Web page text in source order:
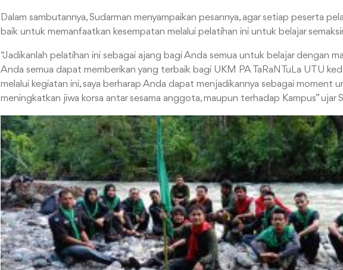
Dalam sambutannya, Sudarman menyampaikan pesannya, agar setiap peserta
baik untuk memanfaatkan kesempatan melalui pelatihan ini untuk belajar
“Jadikanlah pelatihan ini sebagai ajang bagi Anda semua untuk belajar dengan
Anda semua dapat memberikan yang terbaik bagi UKM PA TaRaNTuLa UTU
melalui kegiatan ini, saya berharap Anda dapat menjadikannya sebagai moment
meningkatkan jiwa korsa antar sesama anggota, maupun terhadap Kampus” ujar